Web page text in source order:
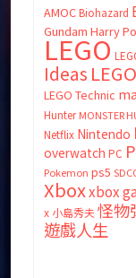
AMOC Biohazard
Gundam Harry
LEGO
Ideas
LEGO Technic
Hunter MONSTER
Netflix Nintendo
overwatch PC
Pokemon ps5
Xboxxbox
x 小島秀夫怪物
遊戲人生